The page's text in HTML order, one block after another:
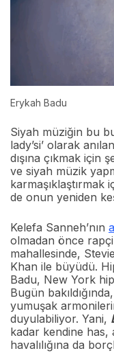
Erykah Badu
Siyah müziğin bu
lady’si’ olarak
dışına çıkmak için
ve siyah müzik
karmaşıklaştırmak
de onun yeniden
Kelefa Sanneh’nın
olmadan önce rapçi
mahallesinde,
Khan ile büyüdü.
Badu, New York
Bugün
yumuşak
duyulabiliyor. Yani,
kadar kendine
havalılığına da